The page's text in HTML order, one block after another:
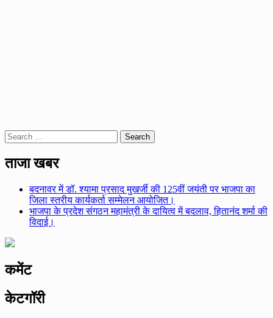
Search
for:
ताजा खबर
बदनावर में डॉ. श्यामा प्रसाद मुखर्जी की 125वीं जयंती पर भाजपा का
जिला स्तरीय कार्यकर्ता सम्मेलन आयोजित।
भाजपा के प्रदेश संगठन महामंत्री के दायित्व में बदलाव, हितानंद शर्मा की
विदाई।
कमेंट
केटगॉरी